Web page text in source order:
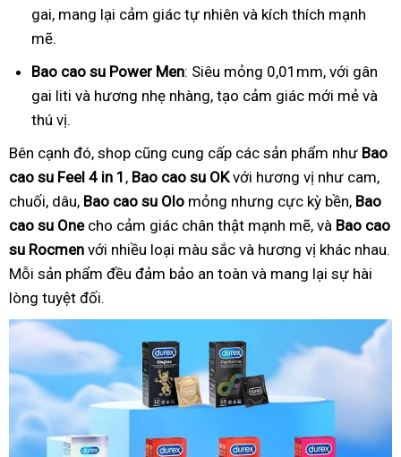
gai, mang lại cảm giác tự nhiên và kích thích mạnh
mẽ.
Bao cao su Power Men: Siêu mỏng 0,01mm, với gân
gai liti và hương nhẹ nhàng, tạo cảm giác mới mẻ và
thú vị.
Bên cạnh đó, shop cũng cung cấp các sản phẩm như Bao
cao su Feel 4 in 1 , Bao cao su OKvới hương vị như cam,
chuối, dâu, Bao cao su Olo mỏng nhưng cực kỳ bền, Bao
cao su Onecho cảm giác chân thật mạnh mẽ, và Bao cao
su Rocmen với nhiều loại màu sắc và hương vị khác nhau.
Mỗi sản phẩm đều đảm bảo an toàn và mang lại sự hài
lòng tuyệt đối.